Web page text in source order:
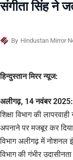
संगीता सिंह ने
By Hindustan Mirror
हिन्दुस्तान मिरर न्यूज:
अलीगढ़, 14 नवंबर 2025:
शिक्षा विभाग की
अपनाने पर मजबूर कर
विभाग अलीगढ़ में नोशनल
विभाग की गंभीर